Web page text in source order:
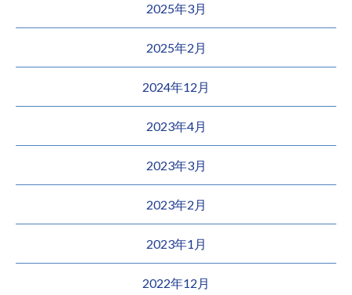
2025年3月
2025年2月
2024年12月
2023年4月
2023年3月
2023年2月
2023年1月
2022年12月